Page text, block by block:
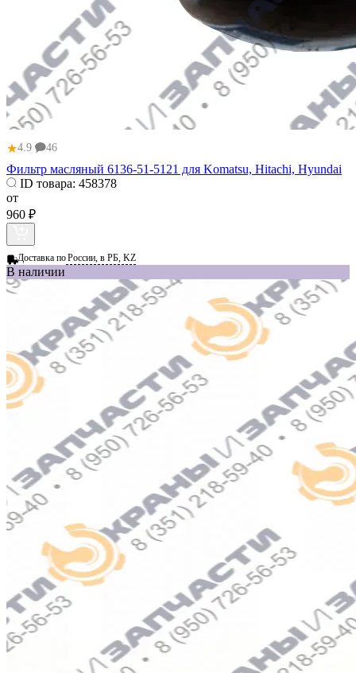
★4.9 46
Фильтр масляный 6136-51-5121 для Komatsu, Hitachi, Hyundai
ID товара: 458378
от
960 ₽
Доставка поРоссии, в РБ, KZ
В наличии